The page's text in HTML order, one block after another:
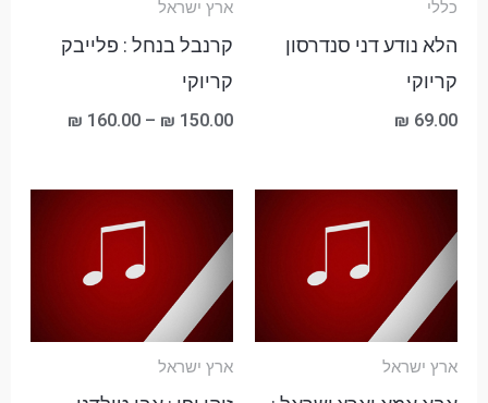
כללי
הלא נודע דני סנדרסון
קריוקי
₪ 69.00
ארץ ישראל
קרנבל בנחל : פלייבק
קריוקי
₪ 150.00
–
₪ 160.00
ארץ ישראל
עד
⁦₪ 49.00⁩
ארץ ישראל